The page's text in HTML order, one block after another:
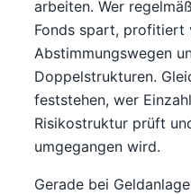
arbeiten. Wer
Fonds spart, profitiert
Abstimmungswegen
Doppelstrukturen.
feststehen, wer
Risikostruktur prüft
umgegangen wird.
Gerade bei